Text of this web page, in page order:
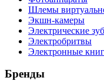
Шлемы
Экшн-камеры
Электрические
Электробритвы
Электронные
Бренды